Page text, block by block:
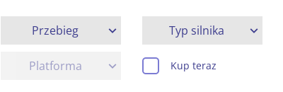
Przebieg Typ silnika
Platforma Kup teraz